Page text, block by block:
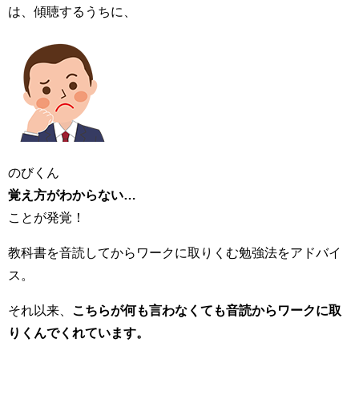
は、傾聴するうちに、
のびくん
覚え方がわからない…
ことが発覚！
教科書を音読してからワークに取りくむ勉強法をアドバイ
ス。
それ以来、
こちらが何も言わなくても音読からワークに取
りくんでくれています。